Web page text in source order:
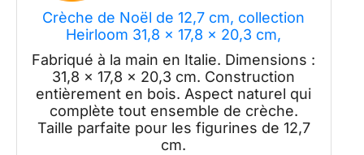
Crèche de Noël de 12,7 cm, collection
Heirloom 31,8 x 17,8 x 20,3 cm,
fabriquée en Italie
Fabriqué à la main en Italie. Dimensions :
31,8 x 17,8 x 20,3 cm. Construction
entièrement en bois. Aspect naturel qui
complète tout ensemble de crèche.
Taille parfaite pour les figurines de 12,7
cm.